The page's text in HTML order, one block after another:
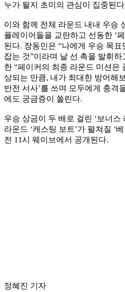
누가 될지 초미의 관심이 집중된
이와 함께 전체 라운드 내내 우승
플레이어들을 교란하고 선동한 ‘
된다. 장동민은 “나에게 우승 목표
잡는 것”이라며 날 선 촉을 발휘
한 “페이커의 최종 라운드 미션은
상되는 만큼, 내가 최대한 방어해
반전 서사’를 쓰며 모두에게 충격
에도 궁금증이 쏠린다.
우승 상금이 두 배로 걸린 ‘보너스
라운드 ‘캐스팅 보트’가 펼쳐질 ‘
전 11시 웨이브에서 공개된다.
정혜진 기자